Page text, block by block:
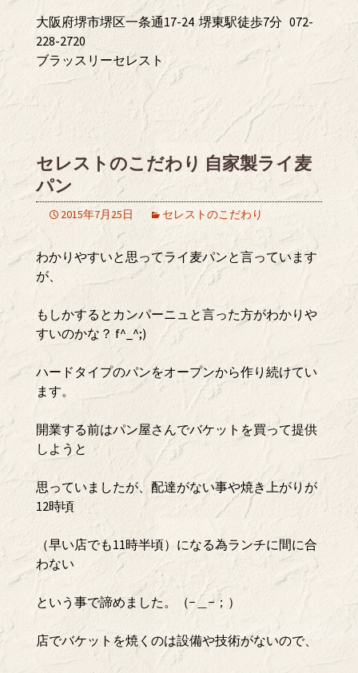
大阪府堺市堺区一条通17-24 堺東駅徒歩7分 072-
228-2720
ブラッスリーセレスト
セレストのこだわり 自家製ライ麦
パン
2015年7月25日 セレストのこだわり
わかりやすいと思ってライ麦パンと言っています
が、
もしかするとカンパーニュと言った方がわかりや
すいのかな？ f^_^;)
ハードタイプのパンをオープンから作り続けてい
ます。
開業する前はパン屋さんでバケットを買って提供
しようと
思っていましたが、配達がない事や焼き上がりが
12時頃
（早い店でも11時半頃）になる為ランチに間に合
わない
という事で諦めました。（−＿−；）
店でバケットを焼くのは設備や技術がないので、